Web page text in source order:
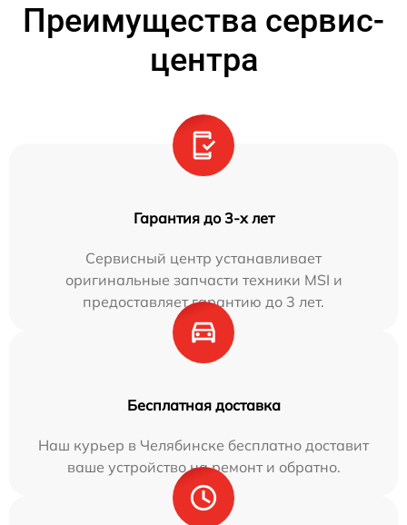
Преимущества сервис-
центра
Гарантия до 3-х лет
Сервисный центр устанавливает
оригинальные запчасти техники MSI и
предоставляет гарантию до 3 лет.
Бесплатная доставка
Наш курьер в Челябинске бесплатно доставит
ваше устройство на ремонт и обратно.